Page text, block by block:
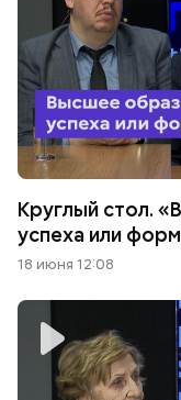
Круглый стол.
успеха или
18 июня 12:08